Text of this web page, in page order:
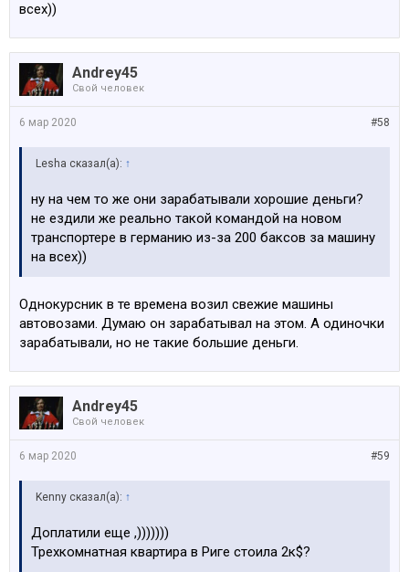
всех))
Andrey45
Свой человек
#58
6 мар 2020
Lesha сказал(а): ↑
ну на чем то же они зарабатывали хорошие деньги?
не ездили же реально такой командой на новом
транспортере в германию из-за 200 баксов за машину
на всех))
Однокурсник в те времена возил свежие машины
автовозами. Думаю он зарабатывал на этом. А одиночки
зарабатывали, но не такие большие деньги.
Andrey45
Свой человек
#59
6 мар 2020
Kenny сказал(а): ↑
Доплатили еще ,)))))))
Трехкомнатная квартира в Риге стоила 2к$?